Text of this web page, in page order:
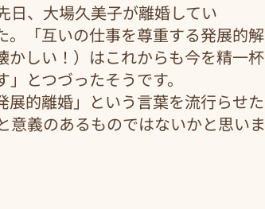
日、大場久美子が離婚してい
。「互いの仕事を尊重する発展的解
かしい！）はこれからも今を精一杯
とつづったそうです。
的離婚」という言葉を流行らせた
意義のあるものではないかと思いま